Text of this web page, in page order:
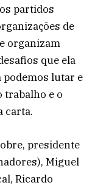
partidos
de
organizam
que ela
podemos lutar e
trabalho e o
carta.
presidente
Miguel
Ricardo